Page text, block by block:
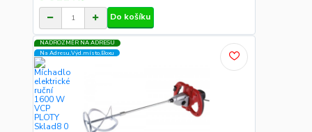
Do košíku
NADROZMĚR NA ADRESU
Na Adresu,Výd.místo,Boxu